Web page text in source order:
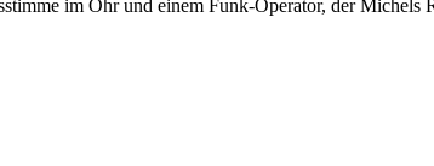
im Ohr und einem Funk-Operator, der